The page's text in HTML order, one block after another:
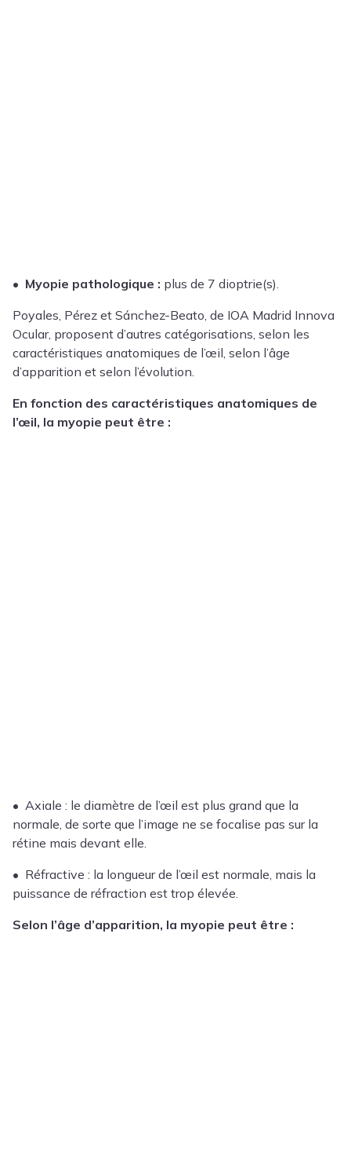
• Myopie pathologique : plus de 7 dioptrie(s).
Poyales, Pérez et Sánchez-Beato, de IOA Madrid Innova
Ocular, proposent d’autres catégorisations, selon les
caractéristiques anatomiques de l’œil, selon l’âge
d’apparition et selon l’évolution.
En fonction des caractéristiques anatomiques de
l’œil, la myopie peut être :
• Axiale : le diamètre de l’œil est plus grand que la
normale, de sorte que l’image ne se focalise pas sur la
rétine mais devant elle.
• Réfractive : la longueur de l’œil est normale, mais la
puissance de réfraction est trop élevée.
Selon l’âge d’apparition, la myopie peut être :